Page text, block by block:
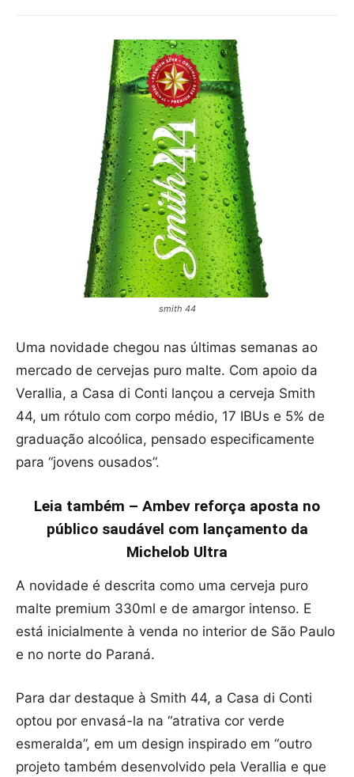
smith 44
Uma novidade chegou nas últimas semanas ao
mercado de cervejas puro malte. Com apoio da
Verallia, a Casa di Conti lançou a cerveja Smith
44, um rótulo com corpo médio, 17 IBUs e 5% de
graduação alcoólica, pensado especificamente
para “jovens ousados”.
Leia também – Ambev reforça aposta no
público saudável com lançamento da
Michelob Ultra
A novidade é descrita como uma cerveja puro
malte premium 330ml e de amargor intenso. E
está inicialmente à venda no interior de São Paulo
e no norte do Paraná.
Para dar destaque à Smith 44, a Casa di Conti
optou por envasá-la na “atrativa cor verde
esmeralda”, em um design inspirado em “outro
projeto também desenvolvido pela Verallia e que